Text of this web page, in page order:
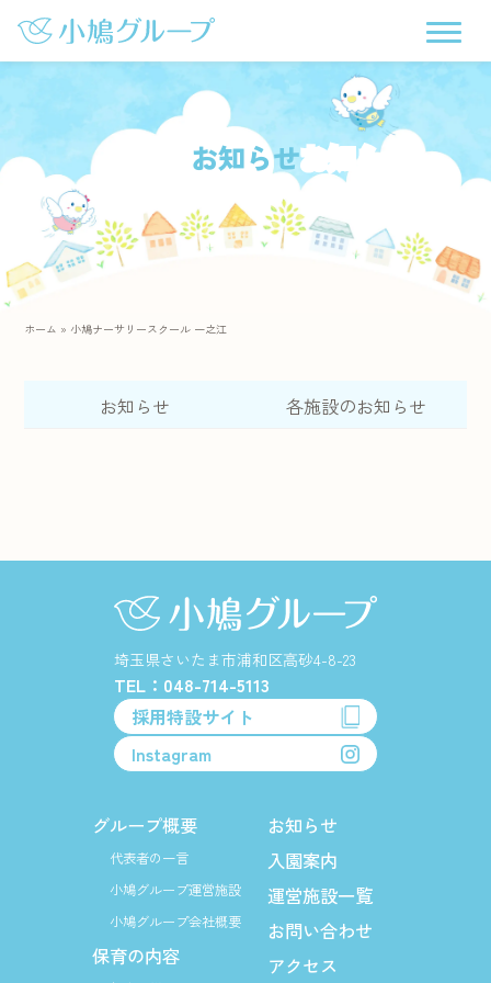
お知らせ
ホーム » 小鳩ナーサリースクール 一之江
お知らせ 各施設のお知らせ
埼玉県さいたま市浦和区高砂4-8-23
TEL：048-714-5113
採用特設サイト
Instagram
グループ概要
代表者の一言
小鳩グループ運営施設
小鳩グループ会社概要
保育の内容
お知らせ
入園案内
運営施設一覧
お問い合わせ
アクセス